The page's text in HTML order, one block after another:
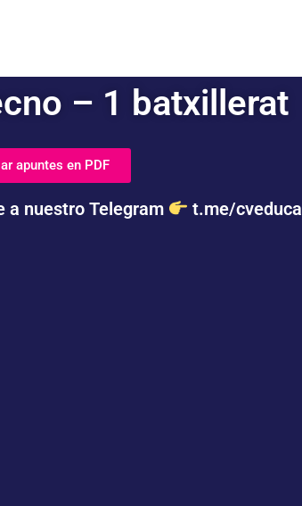
– 1 batxillerat
apuntes en PDF
a nuestro Telegram t.me/cveduca